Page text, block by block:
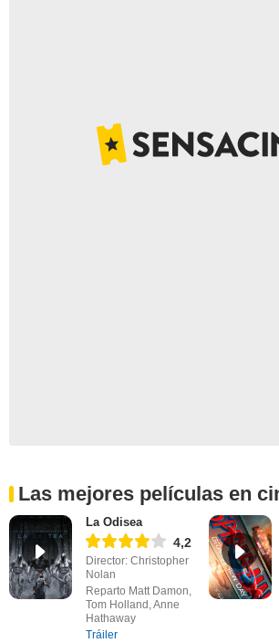
Las mejores películas en
La Odisea
4,2
Director: Christopher
Nolan
Reparto Matt Damon,
Tom Holland, Anne
Hathaway
Tráiler